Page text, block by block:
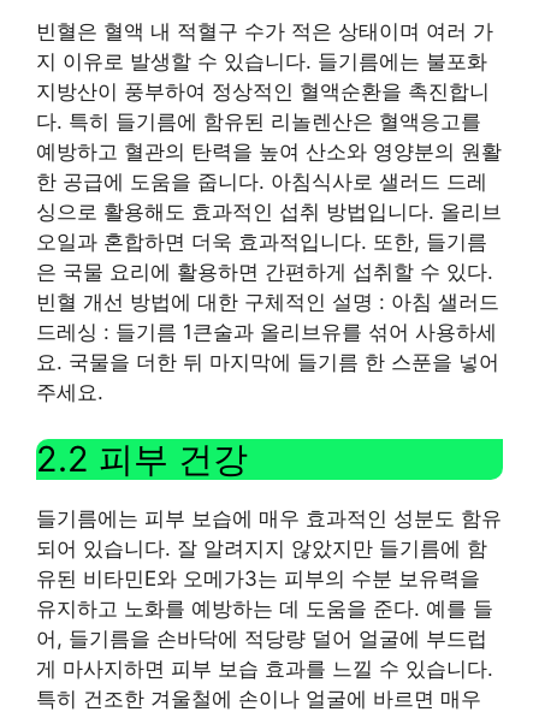
빈혈은 혈액 내 적혈구 수가 적은 상태이며 여러 가
지 이유로 발생할 수 있습니다. 들기름에는 불포화
지방산이 풍부하여 정상적인 혈액순환을 촉진합니
다. 특히 들기름에 함유된 리놀렌산은 혈액응고를
예방하고 혈관의 탄력을 높여 산소와 영양분의 원활
한 공급에 도움을 줍니다. 아침식사로 샐러드 드레
싱으로 활용해도 효과적인 섭취 방법입니다. 올리브
오일과 혼합하면 더욱 효과적입니다. 또한, 들기름
은 국물 요리에 활용하면 간편하게 섭취할 수 있다.
빈혈 개선 방법에 대한 구체적인 설명 : 아침 샐러드
드레싱 : 들기름 1큰술과 올리브유를 섞어 사용하세
요. 국물을 더한 뒤 마지막에 들기름 한 스푼을 넣어
주세요.
2.2 피부 건강
들기름에는 피부 보습에 매우 효과적인 성분도 함유
되어 있습니다. 잘 알려지지 않았지만 들기름에 함
유된 비타민E와 오메가3는 피부의 수분 보유력을
유지하고 노화를 예방하는 데 도움을 준다. 예를 들
어, 들기름을 손바닥에 적당량 덜어 얼굴에 부드럽
게 마사지하면 피부 보습 효과를 느낄 수 있습니다.
특히 건조한 겨울철에 손이나 얼굴에 바르면 매우